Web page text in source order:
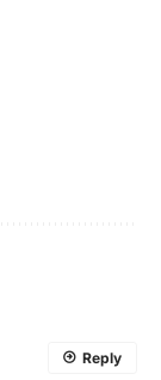
Reply